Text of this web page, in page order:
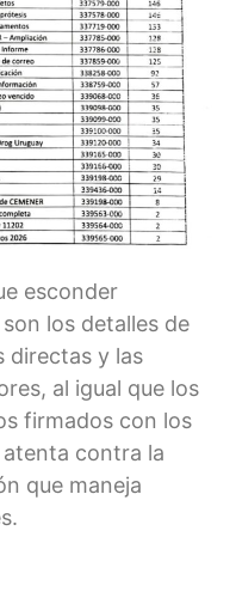
esconder
los detalles de
directas y las
al igual que los
firmados con los
contra la
que maneja